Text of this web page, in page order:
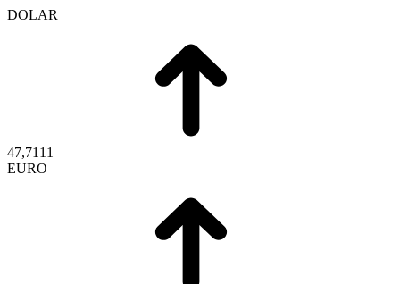
DOLAR
47,7111
EURO